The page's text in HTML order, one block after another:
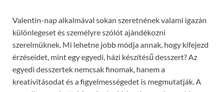
Valentin-nap alkalmával sokan szeretnének valami igazán
különlegeset és személyre szólót ajándékozni
szerelmüknek. Mi lehetne jobb módja annak, hogy kifejezd
érzéseidet, mint egy egyedi, házi készítésű desszert? Az
egyedi desszertek nemcsak finomak, hanem a
kreativitásodat és a figyelmességedet is megmutatják. A